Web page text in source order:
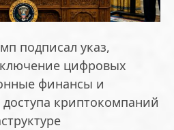
подписал указ,
цифровых
финансы и
криптокомпаний